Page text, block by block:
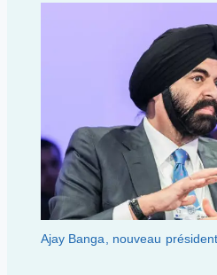
Ajay Banga, nouveau